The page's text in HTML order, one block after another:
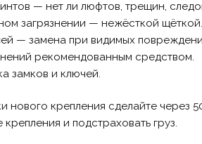
— нет ли люфтов, трещин,
загрязнении — нежёсткой щёткой.
— замена при видимых
рекомендованным средством.
замков и ключей.
нового крепления сделайте через
и подстраховать груз.